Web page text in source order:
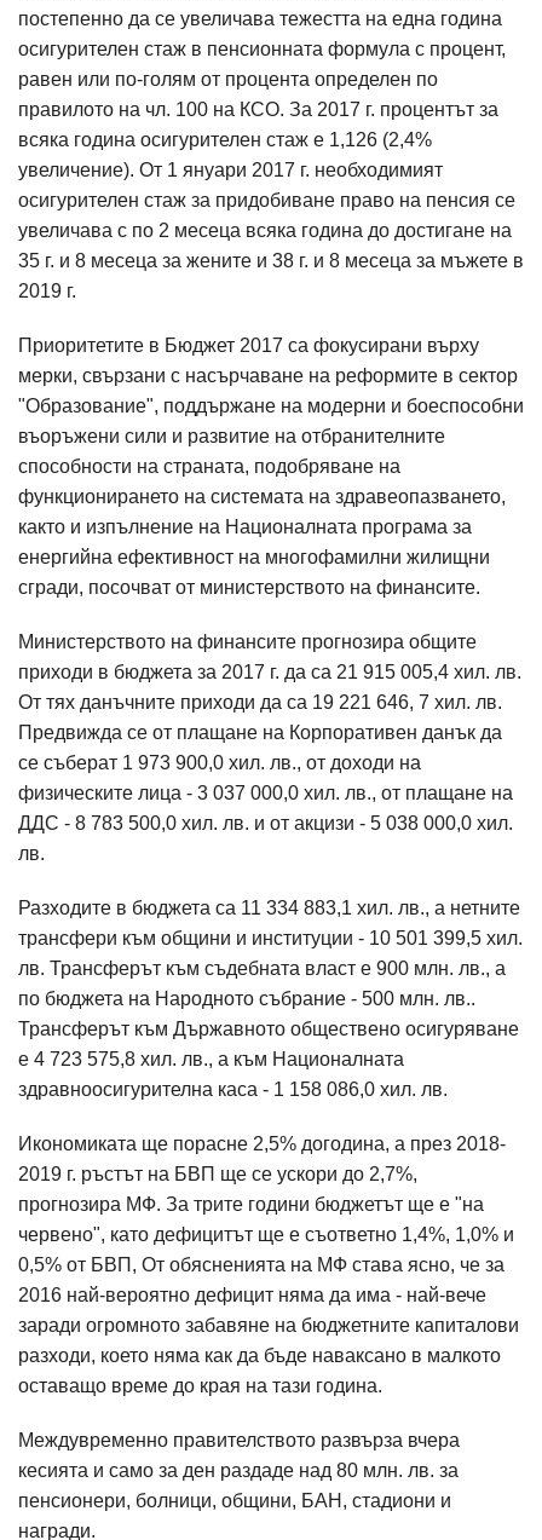
постепенно да се увеличава тежестта на една година
осигурителен стаж в пенсионната формула с процент,
равен или по-голям от процента определен по
правилото на чл. 100 на КСО. За 2017 г. процентът за
всяка година осигурителен стаж е 1,126 (2,4%
увеличение). От 1 януари 2017 г. необходимият
осигурителен стаж за придобиване право на пенсия се
увеличава с по 2 месеца всяка година до достигане на
35 г. и 8 месеца за жените и 38 г. и 8 месеца за мъжете в
2019 г.
Приоритетите в Бюджет 2017 са фокусирани върху
мерки, свързани с насърчаване на реформите в сектор
"Образование", поддържане на модерни и боеспособни
въоръжени сили и развитие на отбранителните
способности на страната, подобряване на
функционирането на системата на здравеопазването,
както и изпълнение на Националната програма за
енергийна ефективност на многофамилни жилищни
сгради, посочват от министерството на финансите.
Министерството на финансите прогнозира общите
приходи в бюджета за 2017 г. да са 21 915 005,4 хил. лв.
От тях данъчните приходи да са 19 221 646, 7 хил. лв.
Предвижда се от плащане на Корпоративен данък да
се съберат 1 973 900,0 хил. лв., от доходи на
физическите лица - 3 037 000,0 хил. лв., от плащане на
ДДС - 8 783 500,0 хил. лв. и от акцизи - 5 038 000,0 хил.
лв.
Разходите в бюджета са 11 334 883,1 хил. лв., а нетните
трансфери към общини и институции - 10 501 399,5 хил.
лв. Трансферът към съдебната власт е 900 млн. лв., а
по бюджета на Народното събрание - 500 млн. лв..
Трансферът към Държавното обществено осигуряване
е 4 723 575,8 хил. лв., а към Националната
здравноосигурителна каса - 1 158 086,0 хил. лв.
Икономиката ще порасне 2,5% догодина, а през 2018-
2019 г. ръстът на БВП ще се ускори до 2,7%,
прогнозира МФ. За трите години бюджетът ще е "на
червено", като дефицитът ще е съответно 1,4%, 1,0% и
0,5% от БВП, От обясненията на МФ става ясно, че за
2016 най-вероятно дефицит няма да има - най-вече
заради огромното забавяне на бюджетните капиталови
разходи, което няма как да бъде наваксано в малкото
оставащо време до края на тази година.
Междувременно правителството развърза вчера
кесията и само за ден раздаде над 80 млн. лв. за
пенсионери, болници, общини, БАН, стадиони и
награди.